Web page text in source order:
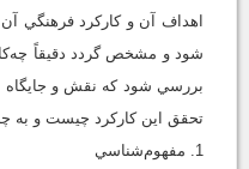
اهداف آن و کارکرد فرهنگي
شود و مشخص گردد دقيقاً
بررسي شود که نقش و جايگاه
تحقق اين کارکرد چيست و به
1. مفهوم‌شناسي